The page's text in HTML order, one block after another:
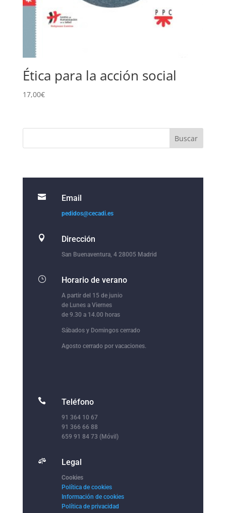
Ética para la acción social
17,00€
 Email
pedidos@cecadi.es
 Dirección
San Buenaventura, 4 28005 Madrid
} Horario de verano
A partir del 15 de junio
de Lunes a Viernes
de 9.30 a 14.00 horas
Sábados y Domingos cerrado
Agosto cerrado por vacaciones.
 Teléfono
91 364 10 67
91 366 66 88
659 91 84 73 (Móvil)
 Legal
Cookies
Política de cookies
Información de cookies
Política de privacidad